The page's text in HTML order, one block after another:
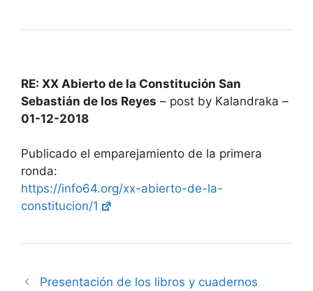
RE: XX Abierto de la Constitución San
Sebastián de los Reyes – post by Kalandraka –
01-12-2018
Publicado el emparejamiento de la primera
ronda:
https://info64.org/xx-abierto-de-la-
constitucion/1
Presentación de los libros y cuadernos